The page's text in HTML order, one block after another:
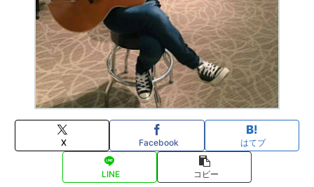
X Facebook はてブ
LINE コピー